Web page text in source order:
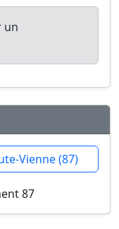
un
Vienne (87)